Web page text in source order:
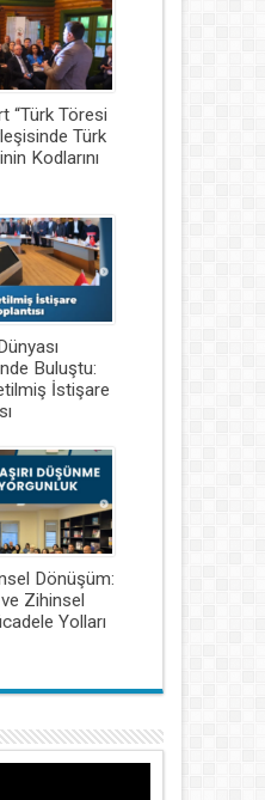
“Türk Töresi
Türk
Kodlarını
Buluştu:
İstişare
Dönüşüm:
Zihinsel
Yolları